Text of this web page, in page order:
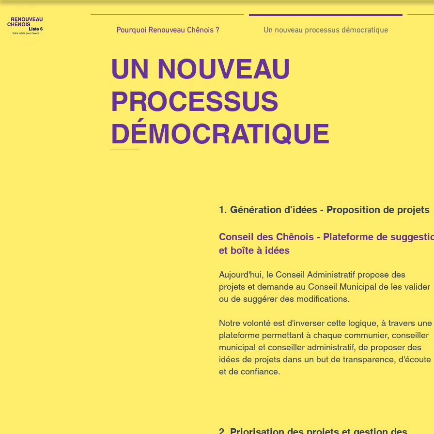
Pourquoi Renouveau Chênois ? Un nouveau processus démocratique
UN NOUVEAU
PROCESSUS
DÉMOCRATIQUE
1. Génération d'idées - Proposition de projets
Conseil des Chênois - Plateforme de
et boîte à idées
Aujourd'hui, le Conseil Administratif propose des
projets et demande au Conseil Municipal de les valider
ou de suggérer des modifications.
Notre volonté est d'inverser cette logique, à travers une
plateforme permettant à chaque communier, conseiller
municipal et conseiller administratif, de proposer des
idées de projets dans un but de transparence, d'écoute
et de confiance.